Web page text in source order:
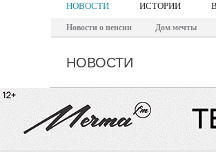
НОВОСТИ ИСТОРИИ
Новости о пенсии Дом мечты
НОВОСТИ